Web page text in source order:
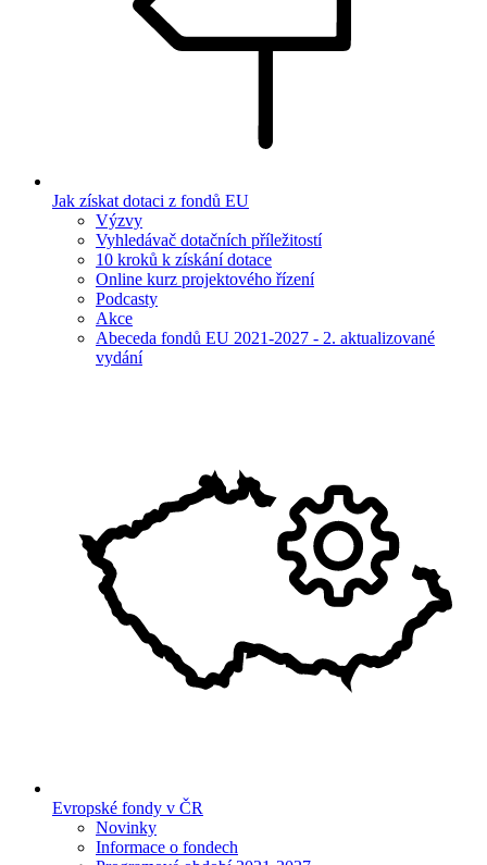
Jak získat dotaci z fondů EU
Výzvy
Vyhledávač dotačních příležitostí
10 kroků k získání dotace
Online kurz projektového řízení
Podcasty
Akce
Abeceda fondů EU 2021-2027 - 2. aktualizované
vydání
Evropské fondy v ČR
Novinky
Informace o fondech